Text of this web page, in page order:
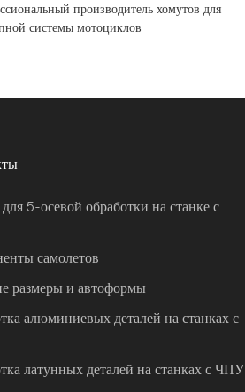
производитель хомутов для
системы мотоциклов
5-осевой обработки на станке с
самолетов
размеры и автоформы
алюминиевых деталей на станках с
латунных деталей на станках с ЧПУ